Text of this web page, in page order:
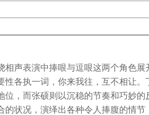
声表演中捧哏与逗哏这两个角色展
各执一词，你来我往，互不相让。
，而张硕则以沉稳的节奏和巧妙的
状况，演绎出各种令人捧腹的情节